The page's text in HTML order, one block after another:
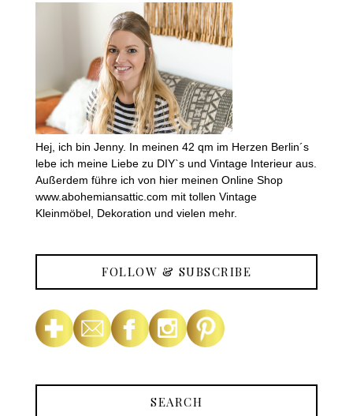
Hej, ich bin Jenny. In meinen 42 qm im Herzen Berlin´s
lebe ich meine Liebe zu DIY`s und Vintage Interieur aus.
Außerdem führe ich von hier meinen Online Shop
www.abohemiansattic.com mit tollen Vintage
Kleinmöbel, Dekoration und vielen mehr.
FOLLOW & SUBSCRIBE
SEARCH